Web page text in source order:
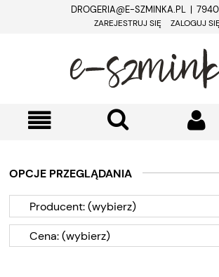
DROGERIA@E-SZMINKA.PL |
ZAREJESTRUJ SIĘ ZALOGUJ SIĘ
OPCJE PRZEGLĄDANIA
Producent: (wybierz)
Cena: (wybierz)